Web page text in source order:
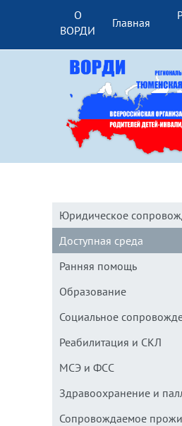
О
ВОРДИ
Главная
Юридическое
Доступная среда
Ранняя помощь
Образование
Социальное
Реабилитация и СКЛ
МСЭ и ФСС
Здравоохранение и
Сопровождаемое